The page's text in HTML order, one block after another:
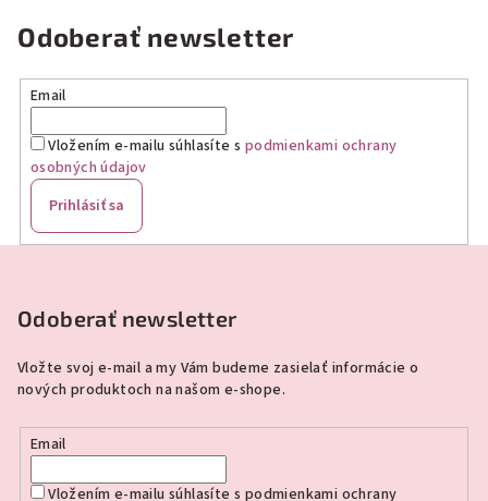
Odoberať newsletter
Email
Vložením e-mailu súhlasíte s podmienkami ochrany
osobných údajov
Prihlásiť sa
Odoberať newsletter
Vložte svoj e-mail a my Vám budeme zasielať informácie o
nových produktoch na našom e-shope.
Email
Vložením e-mailu súhlasíte s podmienkami ochrany